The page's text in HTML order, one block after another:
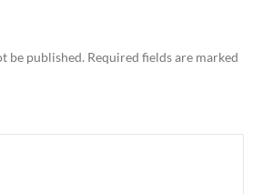
be published. Required fields are marked